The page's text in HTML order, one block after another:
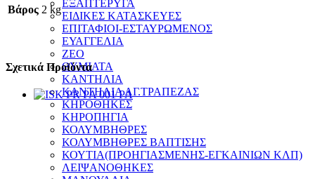
ΕΞΑΠΤΕΡΥΓΑ
ΕΙΔΙΚΕΣ ΚΑΤΑΣΚΕΥΕΣ
ΕΠΙΤΑΦΙΟΙ-ΕΣΤΑΥΡΩΜΕΝΟΣ
ΕΥΑΓΓΕΛΙΑ
ΖΕΟ
ΘΥΜΙΑΤΑ
ΚΑΝΤΗΛΙΑ
ΚΑΝΤΗΛΙΑ ΑΓ.ΤΡΑΠΕΖΑΣ
ΚΗΡΟΘΗΚΕΣ
ΚΗΡΟΠΗΓΙΑ
ΚΟΛΥΜΒΗΘΡΕΣ
ΚΟΛΥΜΒΗΘΡΕΣ ΒΑΠΤΙΣΗΣ
ΚΟΥΤΙΑ(ΠΡΟΗΓΙΑΣΜΕΝΗΣ-ΕΓΚΑΙΝΙΩΝ ΚΛΠ)
ΛΕΙΨΑΝΟΘΗΚΕΣ
Βάρος 2 kg
Σχετικά Προϊόντα